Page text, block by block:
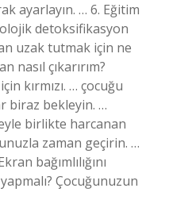
ayarlayın. … 6. Eğitim
detoksifikasyon
uzak tutmak için ne
nasıl çıkarırım?
kırmızı. … çocuğu
biraz bekleyin. …
birlikte harcanan
zaman geçirin. …
bağımlılığını
Çocuğunuzun